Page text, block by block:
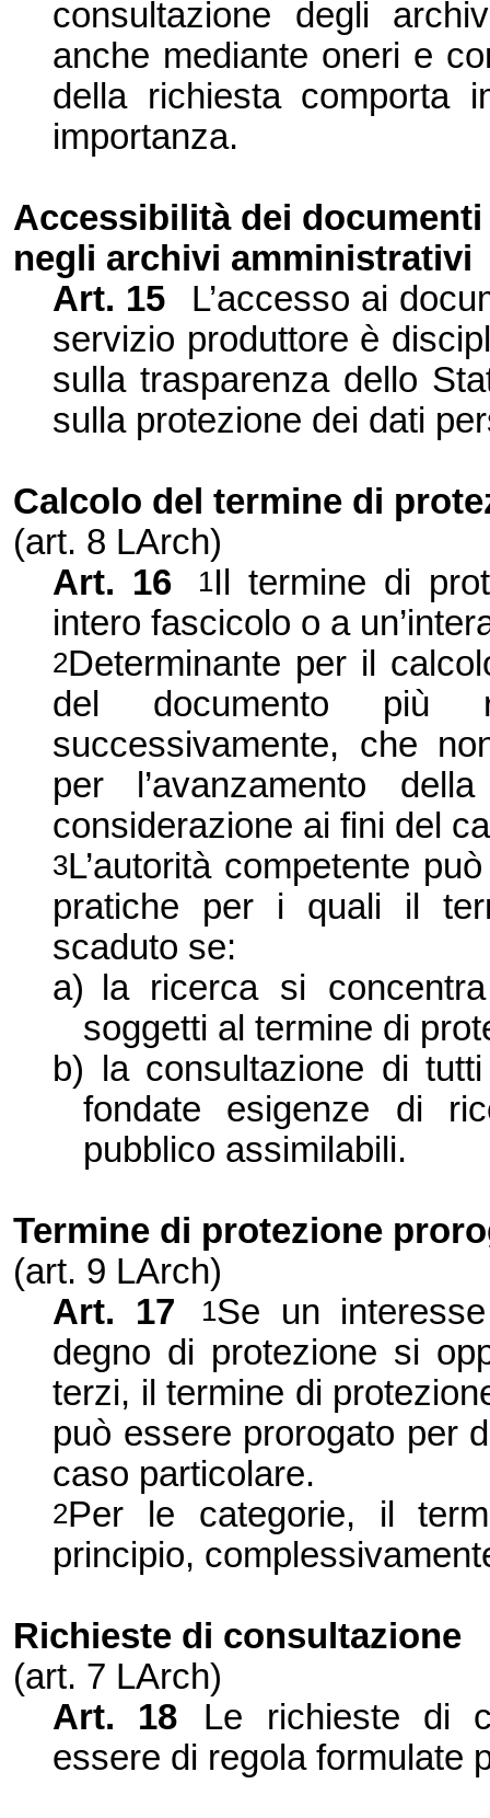
consultazione degli
anche mediante oneri e
della richiesta comporta
importanza.
Accessibilità dei documenti
negli archivi amministrativi
Art. 15
L’accesso ai
servizio produttore è
sulla trasparenza dello
sulla protezione dei dati
Calcolo del termine di
(art. 8 LArch)
Art. 16
1Il termine di
intero fascicolo o a
2Determinante per il
del documento più
successivamente, che
per l’avanzamento
considerazione ai fini del
3L’autorità competente
pratiche per i quali il
scaduto se:
a)
la ricerca si
soggetti al termine di
b)
la consultazione di
fondate esigenze di
pubblico assimilabili.
Termine di protezione
(art. 9 LArch)
Art. 17
1Se un
degno di protezione si
terzi, il termine di
può essere prorogato per
caso particolare.
2Per le categorie, il
principio,
Richieste di consultazione
(art. 7 LArch)
Art. 18
Le richieste di
essere di regola formulate